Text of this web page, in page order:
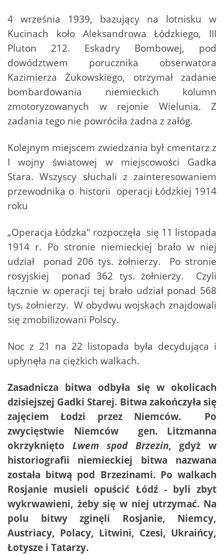
4 września 1939, bazujący na lotnisku w
Kucinach koło Aleksandrowa Łódzkiego, III
Pluton 212. Eskadry Bombowej, pod
dowództwem porucznika obserwatora
Kazimierza Żukowskiego, otrzymał zadanie
bombardowania niemieckich kolumn
zmotoryzowanych w rejonie Wielunia. Z
zadania tego nie powróciła żadna z załóg.
Kolejnym miejscem zwiedzania był cmentarz z
I wojny światowej w miejscowości Gadka
Stara. Wszyscy słuchali z zainteresowaniem
przewodnika o historii operacji Łódzkiej 1914
roku
„Operacja Łódzka" rozpoczęła się 11 listopada
1914 r. Po stronie niemieckiej brało w niej
udział ponad 206 tys. żołnierzy. Po stronie
rosyjskiej ponad 362 tys. żołnierzy. Czyli
łącznie w operacji tej brało udział ponad 568
tys. żołnierzy. W obydwu wojskach znajdowali
się zmobilizowani Polscy.
Noc z 21 na 22 listopada była decydująca i
upłynęła na ciężkich walkach.
Zasadnicza bitwa odbyła się w okolicach
dzisiejszej Gadki Starej. Bitwa zakończyła się
zajęciem Łodzi przez Niemców. Po
zwycięstwie Niemców gen. Litzmanna
okrzyknięto Lwem spod Brzezin, gdyż w
historiografii niemieckiej bitwa nazwana
została bitwą pod Brzezinami. Po walkach
Rosjanie musieli opuścić Łódź - byli zbyt
wykrwawieni, żeby się w niej utrzymać. Na
polu bitwy zginęli Rosjanie, Niemcy,
Austriacy, Polacy, Litwini, Czesi, Ukraińcy,
Łotysze i Tatarzy.